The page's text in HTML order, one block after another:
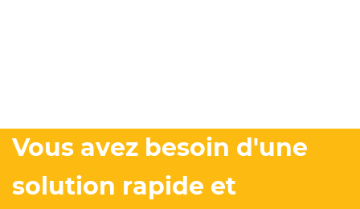
Vous avez besoin d'une
solution rapide et